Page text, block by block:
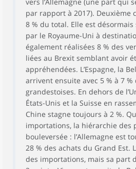
par rapport à 2017). Deuxième
8 % du total. Elle est
par le Royaume-Uni à
également réalisées 8 % des
liées au Brexit semblant avoir
appréhendées. L’Espagne, la
arrivent ensuite avec 5 % à 7
grandestoises. En dehors de
États-Unis et la Suisse en
Chine stagne toujours à 2 %.
importations, la hiérarchie des
bouleversée : l’Allemagne est
28 % des achats du Grand Est.
des importations, mais sa part